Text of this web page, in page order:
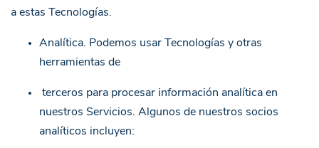
a estas Tecnologías.
Analítica. Podemos usar Tecnologías y otras
herramientas de
terceros para procesar información analítica en
nuestros Servicios. Algunos de nuestros socios
analíticos incluyen: